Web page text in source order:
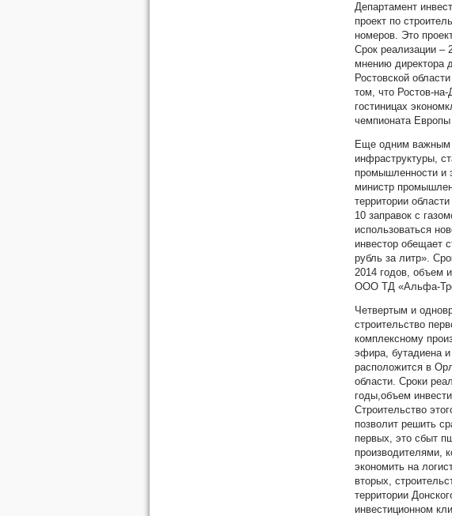
Департамент
проект по
номеров. Это
Срок реализации –
мнению директора
Ростовской
том, что Ростов-
гостиницах
чемпионата
Еще одним важным
инфраструктуры,
промышленности и
министр
территории
10 заправок с
использоваться
инвестор обещает
рубль за литр».
2014 годов, объем
ООО ТД «Альфа-
Четвертым и
строительство
комплексному
эфира, бутадиена
расположится в
области. Сроки
годы,объем
Строительство
позволит решить
первых, это сбыт
производителями,
экономить на
вторых,
территории
инвестиционном